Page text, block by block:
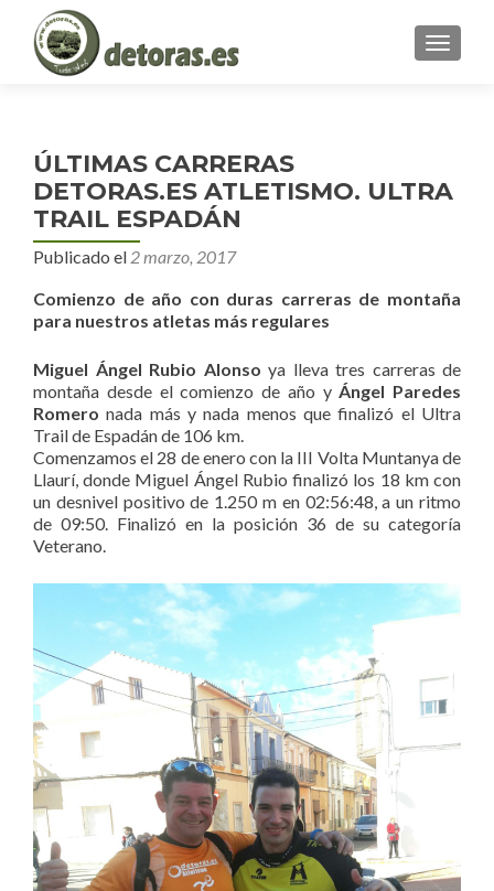
MENU
ÚLTIMAS CARRERAS
DETORAS.ES ATLETISMO. ULTRA
TRAIL ESPADÁN
Publicado el 2 marzo, 2017
Comienzo de año con duras carreras de montaña
para nuestros atletas más regulares
Miguel Ángel Rubio Alonso ya lleva tres carreras de
montaña desde el comienzo de año yÁngel Paredes
Romero nada más y nada menos que finalizó el Ultra
Trail de Espadán de 106 km.
Comenzamos el 28 de enero con la III Volta Muntanya de
Llaurí, donde Miguel Ángel Rubio finalizó los 18 km con
un desnivel positivo de 1.250 m en 02:56:48, a un ritmo
de 09:50. Finalizó en la posición 36 de su categoría
Veterano.